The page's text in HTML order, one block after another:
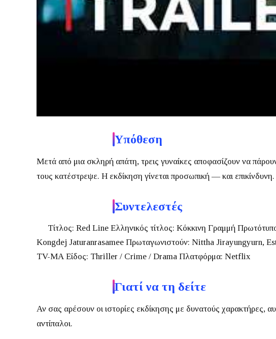
Υπόθεση
Μετά από μια σκληρή απάτη, τρεις γυναίκες αποφασίζουν να
τους κατέστρεψε. Η εκδίκηση γίνεται προσωπική — και επικίνδυνη.
Συντελεστές
Τίτλος: Red Line Ελληνικός τίτλος: Κόκκινη Γραμμή
Kongdej Jaturanrasamee Πρωταγωνιστούν: Nittha Jirayungyurn,
TV-MA Είδος: Thriller / Crime / Drama Πλατφόρμα: Netflix
Γιατί να τη δείτε
Αν σας αρέσουν οι ιστορίες εκδίκησης με δυνατούς χαρακτήρες,
αντίπαλοι.